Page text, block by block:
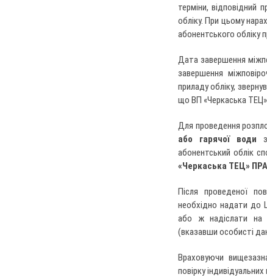
терміни, відповідний
обліку. При цьому
абонентського обліку
Дата завершення
завершення
приладу обліку,
що ВП «Черкаська ТЕЦ»
Для проведення
або гарячої води
абонентський облік
«Черкаська ТЕЦ»
Після проведеної
необхідно надати до
або ж надіслати на
(вказавши особисті
Враховуючи
повірку